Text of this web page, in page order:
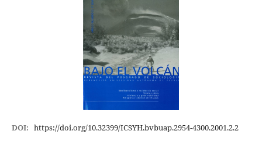
DOI: https://doi.org/10.32399/ICSYH.bvbuap.2954-4300.2001.2.2